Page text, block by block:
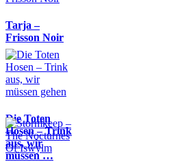
Tarja –
Frisson Noir
Die Toten
Hosen – Trink
aus, wir
müssen …